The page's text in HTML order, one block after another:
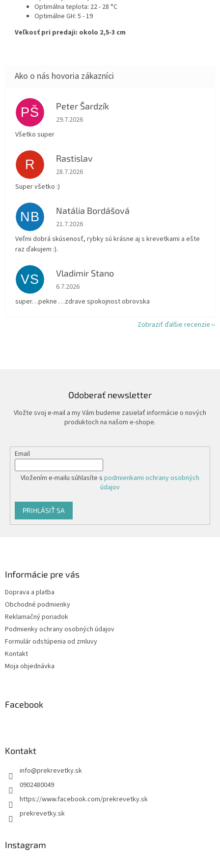
Optimálna teplota: 22 - 28 °C
Optimálne GH: 5 - 19
Veľkosť pri predaji: okolo 2,5-3 cm
PŠ Peter Šardzík
Hodnotenie obchodu je 5 z 5 hviezdičiek.
29.7.2026
Všetko super
R Rastislav
Hodnotenie obchodu je 5 z 5 hviezdičiek.
28.7.2026
Super všetko :)
NB Natália Bordášová
Hodnotenie obchodu je 5 z 5 hviezdičiek.
21.7.2026
Veľmi dobrá skúsenosť, rybky sú krásne aj s krevetkami a ešte
raz ďakujem :).
VS Vladimir Stano
Hodnotenie obchodu je 5 z 5 hviezdičiek.
6.7.2026
super…pekne …zdrave spokojnost obrovska
Zobraziť ďalšie recenzie
Odoberať newsletter
Vložte svoj e-mail a my Vám budeme zasielať informácie o nových
produktoch na našom e-shope.
Email
Vložením e-mailu súhlasíte s podmienkami ochrany osobných
údajov
PRIHLÁSIŤ SA
Informácie pre vás
Doprava a platba
Obchodné podmienky
Reklamačný poriadok
Podmienky ochrany osobných údajov
Formulár odstúpenia od zmluvy
Kontakt
Moja objednávka
Facebook
Kontakt
info@prekrevetky.sk
0902480049
https://www.facebook.com/prekrevetky.sk
prekrevetky.sk
Instagram